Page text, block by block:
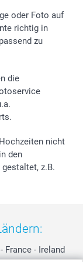
oder Foto auf
richtig in
zu
die
nicht
den
z.B.
- France - Ireland